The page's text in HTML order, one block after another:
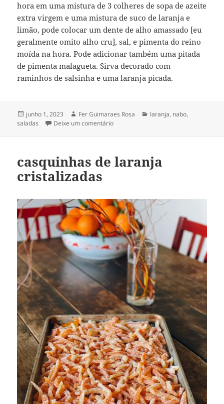
hora em uma mistura de 3 colheres de sopa de azeite
extra virgem e uma mistura de suco de laranja e
limão, pode colocar um dente de alho amassado [eu
geralmente omito alho cru], sal, e pimenta do reino
moída na hora. Pode adicionar também uma pitada
de pimenta malagueta. Sirva decorado com
raminhos de salsinha e uma laranja picada.
Publicado
em
junho 1, 2023 Autor
Fer Guimaraes Rosa Categorias
laranja, nabo,
saladas
Deixe um comentárioem salada de nabo com laranja
casquinhas de laranja
cristalizadas